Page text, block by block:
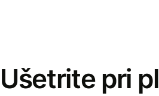
Ušetrite pri